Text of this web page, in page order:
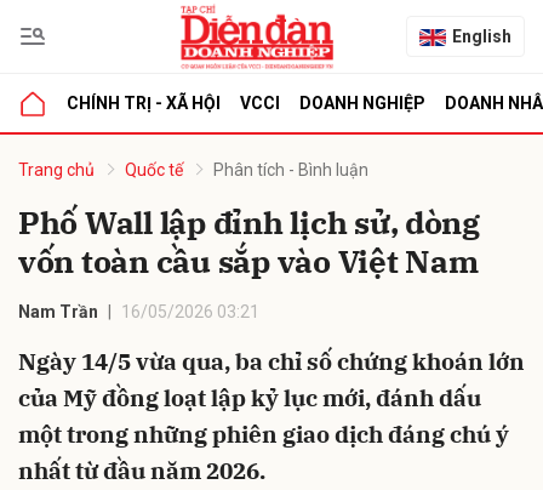
English
CHÍNH TRỊ - XÃ HỘI VCCI DOANH NGHIỆP DOANH
Trang chủ Quốc tế Phân tích - Bình luận
Phố Wall lập đỉnh lịch sử, dòng
vốn toàn cầu sắp vào Việt Nam
Nam Trần 16/05/2026 03:21
Ngày 14/5 vừa qua, ba chỉ số chứng khoán lớn
của Mỹ đồng loạt lập kỷ lục mới, đánh dấu
một trong những phiên giao dịch đáng chú ý
nhất từ đầu năm 2026.
luận
Hủy